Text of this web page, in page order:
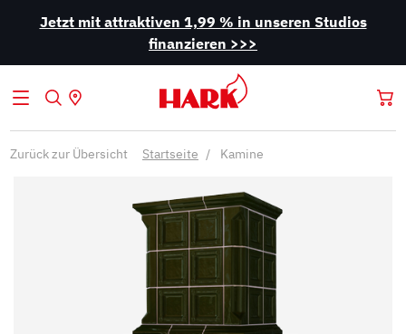
Jetzt mit attraktiven 1,99 % in unseren Studios
finanzieren >>>
Zurück zur Übersicht Startseite Kamine